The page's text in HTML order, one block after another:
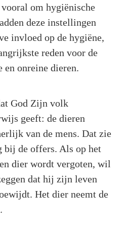
om hygiënische
deze instellingen
invloed op de hygiëne,
reden voor de
en onreine dieren.
God Zijn volk
geeft: de dieren
van de mens. Dat zie
de offers. Als op het
dier wordt vergoten, wil
dat hij zijn leven
Het dier neemt de